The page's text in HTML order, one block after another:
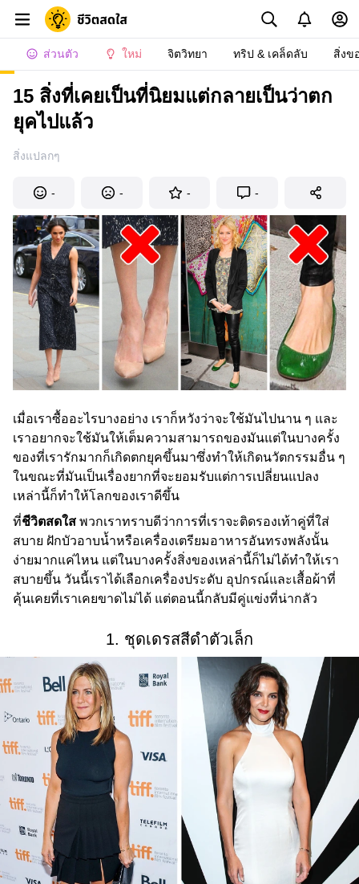
ส่วนตัว ใหม่ จิตวิทยา ทริป & เคล็ดลับ สิ่งข
15 สิ่งที่เคยเป็นที่นิยมแต่กลายเป็นว่าตก
ยุคไปแล้ว
สิ่งแปลกๆ
- - - -
เมื่อเราซื้ออะไรบางอย่าง เราก็หวังว่าจะใช้มันไปนาน ๆ และ
เราอยากจะใช้มันให้เต็มความสามารถของมันแต่ในบางครั้ง
ของที่เรารักมากก็เกิดตกยุคขึ้นมาซึ่งทำให้เกิดนวัตกรรมอื่น ๆ
ในขณะที่มันเป็นเรื่องยากที่จะยอมรับแต่การเปลี่ยนแปลง
เหล่านี้ก็ทำให้โลกของเราดีขึ้น
ที่ชีวิตสดใส พวกเราทราบดีว่าการที่เราจะติดรองเท้าคู่ที่ใส่
สบาย ฝักบัวอาบน้ำหรือเครื่องเตรียมอาหารอันทรงพลังนั้น
ง่ายมากแค่ไหน แต่ในบางครั้งสิ่งของเหล่านี้ก็ไม่ได้ทำให้เรา
สบายขึ้น วันนี้เราได้เลือกเครื่องประดับ อุปกรณ์และเสื้อผ้าที่
คุ้นเคยที่เราเคยขาดไม่ได้ แต่ตอนนี้กลับมีคู่แข่งที่น่ากลัว
1. ชุดเดรสสีดำตัวเล็ก